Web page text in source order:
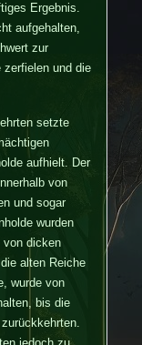
Ergebnis.
aufgehalten,
zur
zerfielen und die
setzte
aufhielt. Der
von
und sogar
wurden
von dicken
alten Reiche
wurde von
bis die